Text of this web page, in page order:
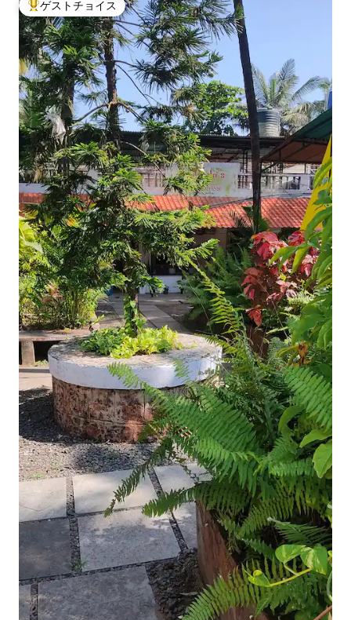
大好評のゲストチョイスです。
ゲストチョイス